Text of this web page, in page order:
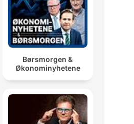
Børsmorgen &
Økonominyhetene